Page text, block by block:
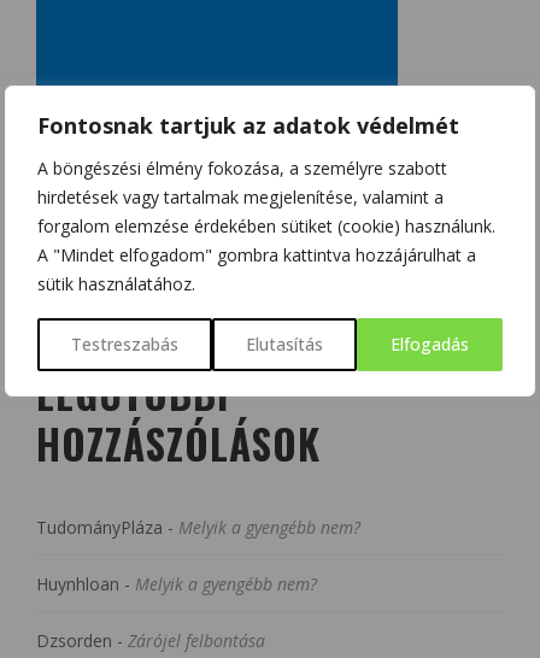
Fontosnak tartjuk az adatok védelmét
A böngészési élmény fokozása, a személyre szabott
hirdetések vagy tartalmak megjelenítése, valamint a
forgalom elemzése érdekében sütiket (cookie) használunk.
A "Mindet elfogadom" gombra kattintva hozzájárulhat a
sütik használatához.
Testreszabás Elutasítás Elfogadás
LEGUTÓBBI
HOZZÁSZÓLÁSOK
TudományPláza - Melyik a gyengébb nem?
Huynhloan - Melyik a gyengébb nem?
Dzsorden - Zárójel felbontása